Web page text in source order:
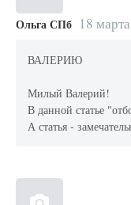
Ольга СПб 18
ВАЛЕРИЮ
Милый Валерий!
В данной статье
А статья -